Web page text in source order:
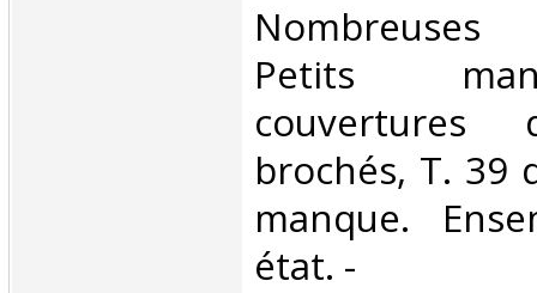
Petits
couvertures
brochés, T. 39
manque.
état. - ‎